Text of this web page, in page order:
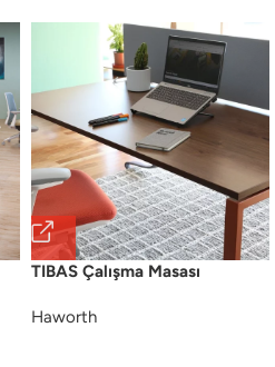
TIBAS Çalışma Masası
Haworth